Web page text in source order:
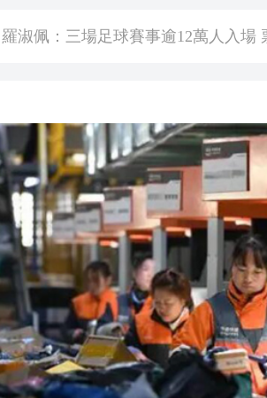
羅淑佩：三場足球賽事逾12萬人入場
叔」黎彼得
入境處反非法勞工行動拘12人
社署籲市民提防偽冒社署通訊程式賬戶
李家超：鼓勵保險業開發跨境產品 便
車路士主帥星將粉嶺揮桿